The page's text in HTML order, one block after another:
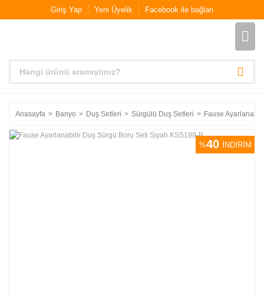
Giriş Yap Yeni Üyelik Facebook ile bağlan
Anasayfa Banyo Duş Setleri Sürgülü Duş Setleri Fause
%40 İNDİRİM